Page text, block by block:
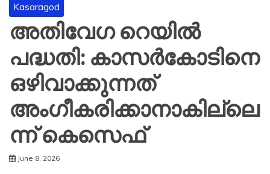
Kasaragod
അതിവേഗ റെയിൽ
പദ്ധതി: കാസർകോടിനെ
ഒഴിവാക്കുന്നത്
അംഗീകരിക്കാനാകില്ലെ
ന്ന് കെസെഫ്
June 8, 2026